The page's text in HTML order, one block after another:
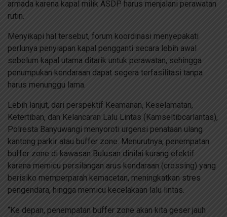
armada karena kapal milik ASDP harus menjalani perawatan
rutin.
Menyikapi hal tersebut, forum koordinasi menyepakati
perlunya penyiapan kapal pengganti secara lebih awal
sebelum kapal utama ditarik untuk perawatan, sehingga
penumpukan kendaraan dapat segera terfasilitasi tanpa
harus menunggu lama.
Lebih lanjut, dari perspektif Keamanan, Keselamatan,
Ketertiban, dan Kelancaran Lalu Lintas (Kamseltibcarlantas),
Polresta Banyuwangi menyoroti urgensi penataan ulang
kantong parkir atau buffer zone. Menurutnya, penempatan
buffer zone di kawasan Bulusan dinilai kurang efektif
karena memicu persilangan arus kendaraan (crossing) yang
berisiko memperparah kemacetan, meningkatkan stres
pengendara, hingga memicu kecelakaan lalu lintas.
“Ke depan, penempatan buffer zone akan kita geser jauh